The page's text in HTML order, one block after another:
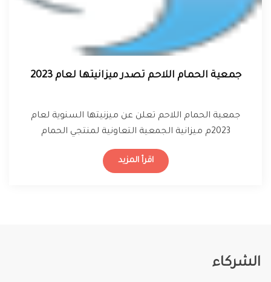
جمعية الحمام اللاحم تصدر ميزانيتها لعام 2023
جمعية الحمام اللاحم تعلن عن ميزنيتها السنوية لعام
2023م ميزانية الجمعية التعاونية لمنتجي الحمام
اللاحم2023م
اقرأ المزيد
الشركاء